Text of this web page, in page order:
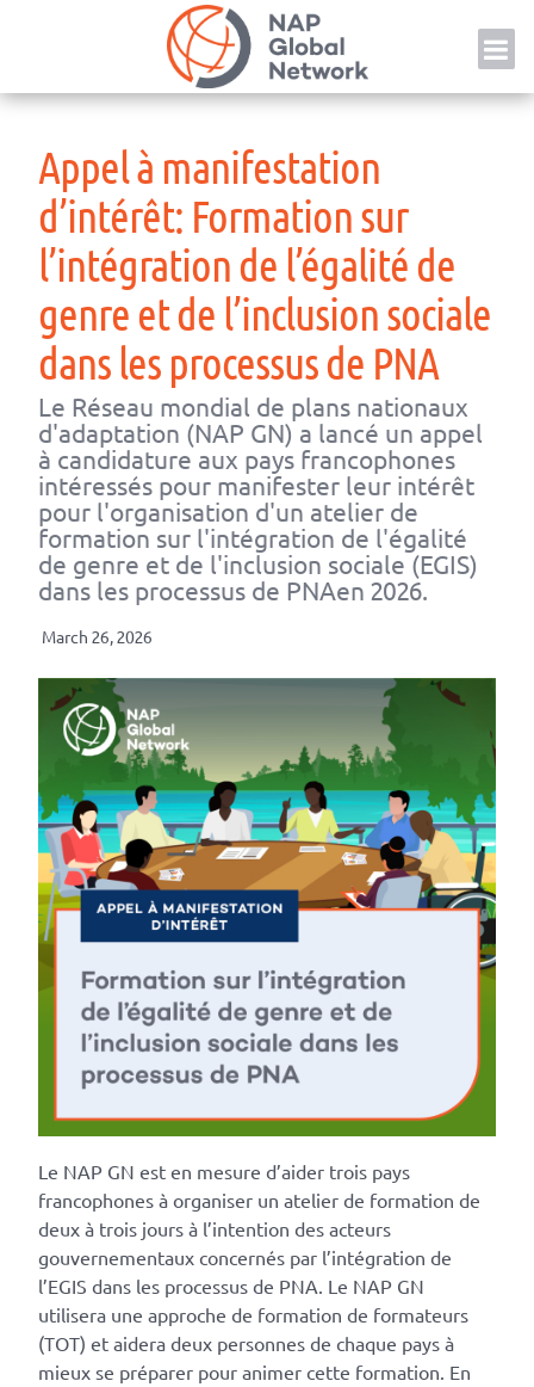
Appel à manifestation
d’intérêt: Formation sur
l’intégration de l’égalité de
genre et de l’inclusion sociale
dans les processus de PNA
Le Réseau mondial de plans nationaux
d'adaptation (NAP GN) a lancé un appel
à candidature aux pays francophones
intéressés pour manifester leur intérêt
pour l'organisation d'un atelier de
formation sur l'intégration de l'égalité
de genre et de l'inclusion sociale (EGIS)
dans les processus de PNAen 2026.
March 26, 2026
Le NAP GN est en mesure d’aider trois pays
francophones à organiser un atelier de formation de
deux à trois jours à l’intention des acteurs
gouvernementaux concernés par l’intégration de
l’EGIS dans les processus de PNA. Le NAP GN
utilisera une approche de formation de formateurs
(TOT) et aidera deux personnes de chaque pays à
mieux se préparer pour animer cette formation. En